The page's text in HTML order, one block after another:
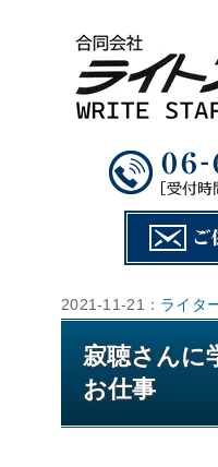
2021-11-21： ライタ
寂聴さんに
お仕事